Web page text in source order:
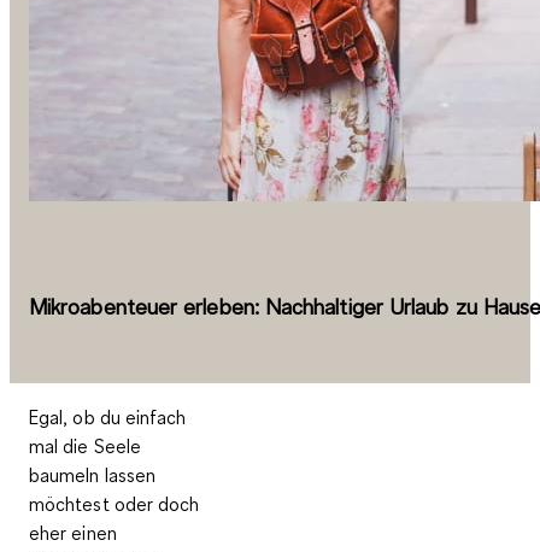
Mikroabenteuer erleben: Nachhaltiger Urlaub zu
Egal, ob du einfach
mal die Seele
baumeln lassen
möchtest oder doch
eher einen